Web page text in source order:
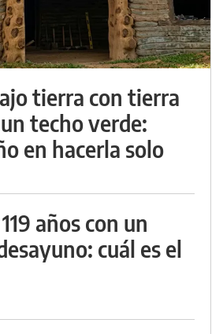
tierra con tierra
techo verde:
en hacerla solo
años con un
cuál es el